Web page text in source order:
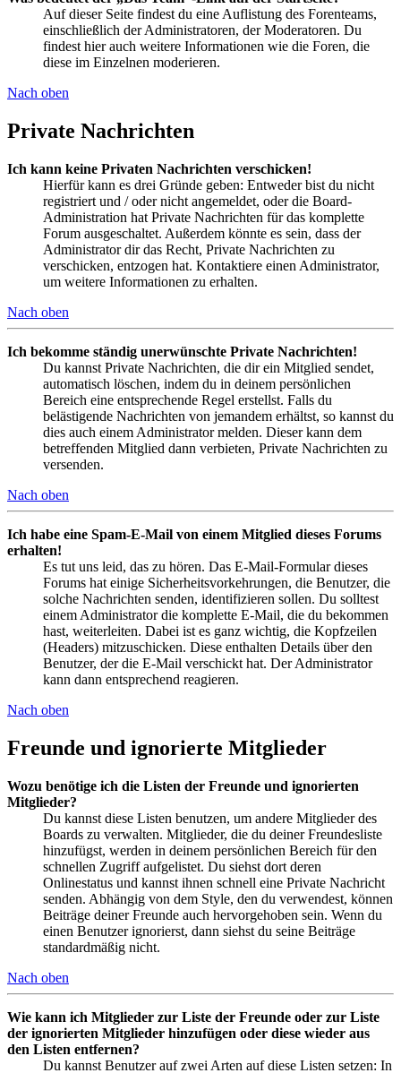
Auf dieser Seite findest du eine Auflistung des Forenteams,
einschließlich der Administratoren, der Moderatoren. Du
findest hier auch weitere Informationen wie die Foren, die
diese im Einzelnen moderieren.
Nach oben
Private Nachrichten
Ich kann keine Privaten Nachrichten verschicken!
Hierfür kann es drei Gründe geben: Entweder bist du nicht
registriert und / oder nicht angemeldet, oder die Board-
Administration hat Private Nachrichten für das komplette
Forum ausgeschaltet. Außerdem könnte es sein, dass der
Administrator dir das Recht, Private Nachrichten zu
verschicken, entzogen hat. Kontaktiere einen Administrator,
um weitere Informationen zu erhalten.
Nach oben
Ich bekomme ständig unerwünschte Private Nachrichten!
Du kannst Private Nachrichten, die dir ein Mitglied sendet,
automatisch löschen, indem du in deinem persönlichen
Bereich eine entsprechende Regel erstellst. Falls du
belästigende Nachrichten von jemandem erhältst, so kannst du
dies auch einem Administrator melden. Dieser kann dem
betreffenden Mitglied dann verbieten, Private Nachrichten zu
versenden.
Nach oben
Ich habe eine Spam-E-Mail von einem Mitglied dieses Forums
erhalten!
Es tut uns leid, das zu hören. Das E-Mail-Formular dieses
Forums hat einige Sicherheitsvorkehrungen, die Benutzer, die
solche Nachrichten senden, identifizieren sollen. Du solltest
einem Administrator die komplette E-Mail, die du bekommen
hast, weiterleiten. Dabei ist es ganz wichtig, die Kopfzeilen
(Headers) mitzuschicken. Diese enthalten Details über den
Benutzer, der die E-Mail verschickt hat. Der Administrator
kann dann entsprechend reagieren.
Nach oben
Freunde und ignorierte Mitglieder
Wozu benötige ich die Listen der Freunde und ignorierten
Mitglieder?
Du kannst diese Listen benutzen, um andere Mitglieder des
Boards zu verwalten. Mitglieder, die du deiner Freundesliste
hinzufügst, werden in deinem persönlichen Bereich für den
schnellen Zugriff aufgelistet. Du siehst dort deren
Onlinestatus und kannst ihnen schnell eine Private Nachricht
senden. Abhängig von dem Style, den du verwendest, können
Beiträge deiner Freunde auch hervorgehoben sein. Wenn du
einen Benutzer ignorierst, dann siehst du seine Beiträge
standardmäßig nicht.
Nach oben
Wie kann ich Mitglieder zur Liste der Freunde oder zur Liste
der ignorierten Mitglieder hinzufügen oder diese wieder aus
den Listen entfernen?
Du kannst Benutzer auf zwei Arten auf diese Listen setzen: In